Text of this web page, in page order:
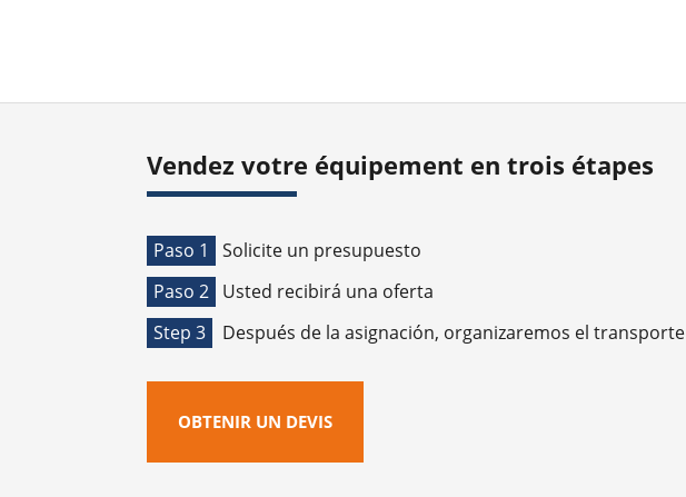
Vendez votre équipement en trois étapes
Paso 1
Solicite un presupuesto
Paso 2 Usted recibirá una oferta
Step 3
Después de la asignación, organizaremos el transporte
OBTENIR UN DEVIS